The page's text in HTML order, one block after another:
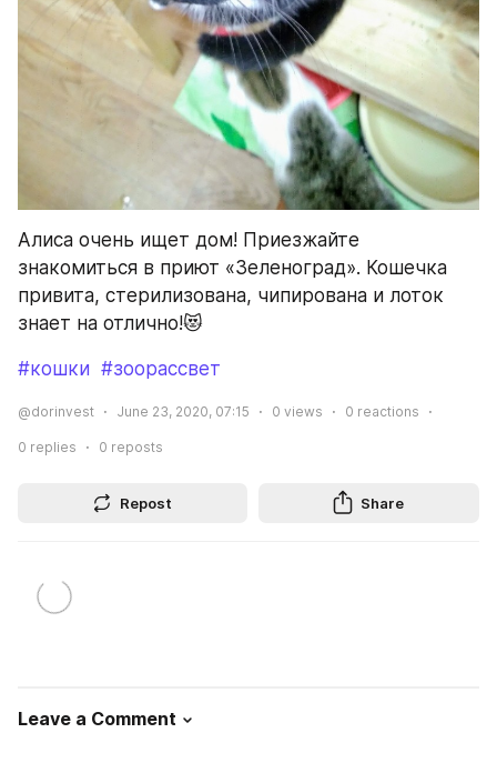
Алиса очень ищет дом! Приезжайте
знакомиться в приют «Зеленоград». Кошечка
привита, стерилизована, чипирована и лоток
знает на отлично!😻
#кошки #зоорассвет
@dorinvest June 23, 2020, 07:15 0 views 0 reactions
0 replies 0 reposts
Repost Share
Leave a Comment